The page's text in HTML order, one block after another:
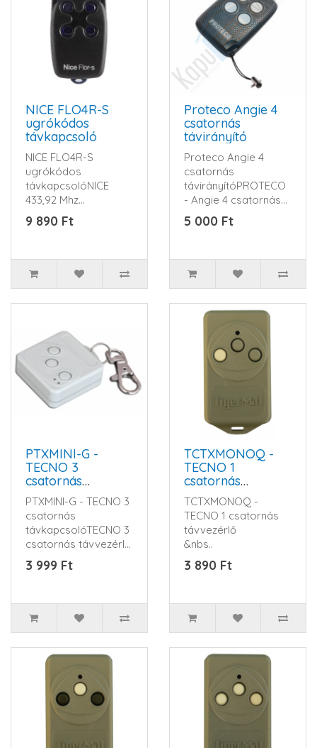
NICE FLO4R-S
ugrókódos
távkapcsoló
NICE FLO4R-S
ugrókódos
távkapcsolóNICE
433,92 Mhz
ugrókódos -rolling
kódos- távkapcsoló...
9 890 Ft
Proteco Angie 4
csatornás
távirányító
Proteco Angie 4
csatornás
távirányítóPROTECO
- Angie 4 csatornás
adó, 433 MHz, AM. -
Quarz vezérelt ..
5 000 Ft
PTXMINI-G -
TECNO 3
csatornás
távkapcsoló
PTXMINI-G - TECNO 3
csatornás
távkapcsolóTECNO 3
csatornás távvezérlő,
434 MHz működési
frekvencia, ..
3 999 Ft
TCTXMONOQ -
TECNO 1
csatornás
távvezérlő
TCTXMONOQ -
TECNO 1 csatornás
távvezérlő
&nbs..
3 890 Ft